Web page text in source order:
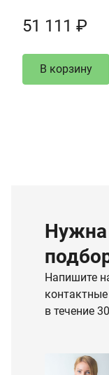
51 111 ₽
В корзину
Напишите
в течение